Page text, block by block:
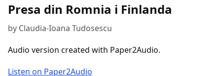
Presa din Romnia i Finlanda
by Claudia-Ioana Tudosescu
Audio version created with Paper2Audio.
Listen on Paper2Audio